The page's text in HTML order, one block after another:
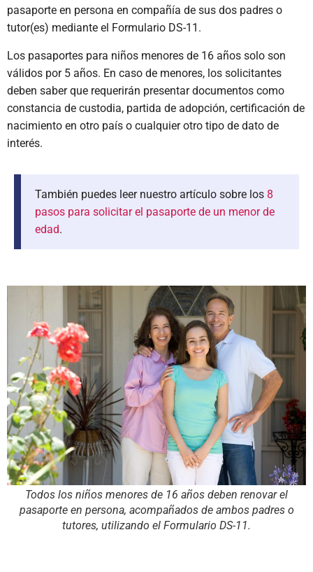
pasaporte en persona en compañía de sus dos padres o
tutor(es) mediante el Formulario DS-11.
Los pasaportes para niños menores de 16 años solo son
válidos por 5 años. En caso de menores, los solicitantes
deben saber que requerirán presentar documentos como
constancia de custodia, partida de adopción, certificación de
nacimiento en otro país o cualquier otro tipo de dato de
interés.
También puedes leer nuestro artículo sobre los 8
pasos para solicitar el pasaporte de un menor de
edad.
Todos los niños menores de 16 años deben renovar el
pasaporte en persona, acompañados de ambos padres o
tutores, utilizando el Formulario DS-11.